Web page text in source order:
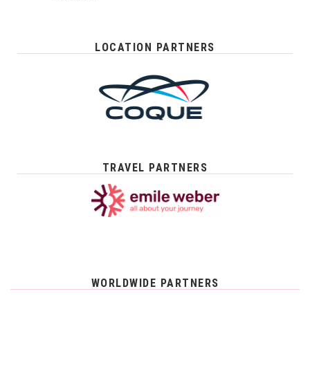
LOCATION PARTNERS
TRAVEL PARTNERS
WORLDWIDE PARTNERS